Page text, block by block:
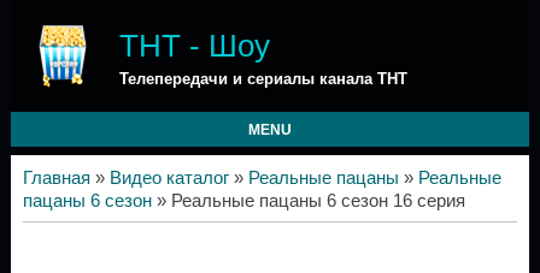
ТНТ - Шоу
Телепередачи и сериалы канала ТНТ
MENU
Главная » Видео каталог» Реальные пацаны » Реальные
пацаны 6 сезон» Реальные пацаны 6 сезон 16 серия